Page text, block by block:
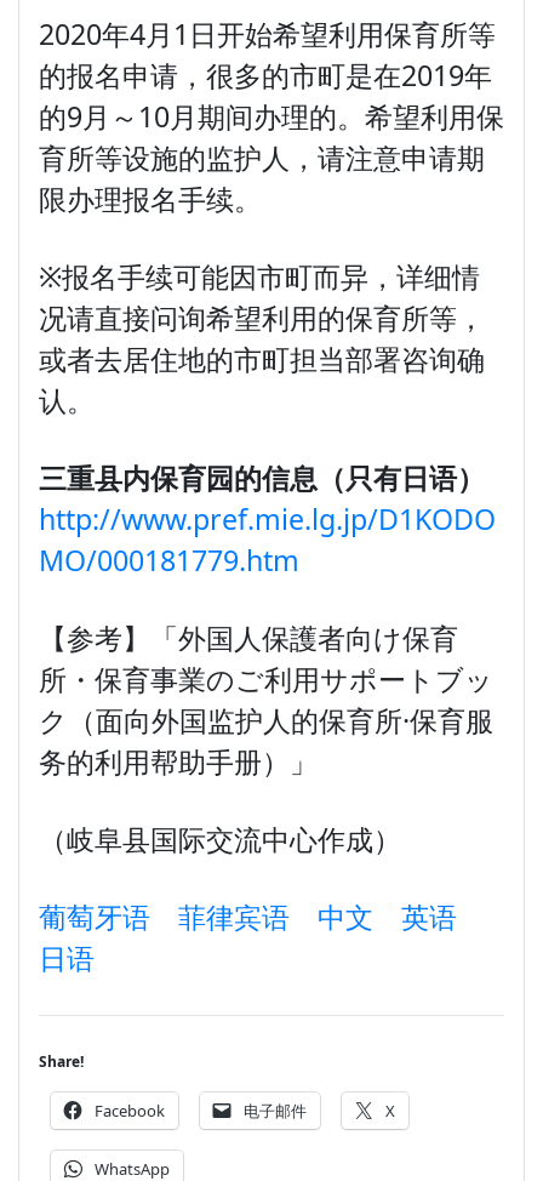
2020年4月1日开始希望利用保育所等
的报名申请，很多的市町是在2019年
的9月～10月期间办理的。希望利用保
育所等设施的监护人，请注意申请期
限办理报名手续。
※报名手续可能因市町而异，详细情
况请直接问询希望利用的保育所等，
或者去居住地的市町担当部署咨询确
认。
三重县内保育园的信息（只有日语）
http://www.pref.mie.lg.jp/D1KODO
MO/000181779.htm
【参考】「外国人保護者向け保育
所・保育事業のご利用サポートブッ
ク（面向外国监护人的保育所·保育服
务的利用帮助手册）」
（岐阜县国际交流中心作成）
葡萄牙语
菲律宾语 中文
英语
日语
Share!
Facebook 电子邮件 X
WhatsApp